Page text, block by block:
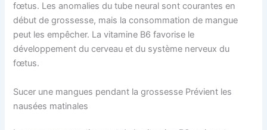
fœtus. Les anomalies du tube neural sont courantes en
début de grossesse, mais la consommation de mangue
peut les empêcher. La vitamine B6 favorise le
développement du cerveau et du système nerveux du
fœtus.
Sucer une mangues pendant la grossesse Prévient les
nausées matinales